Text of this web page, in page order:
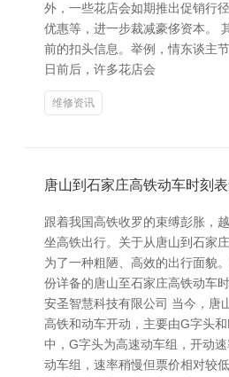
外，一些花店会如期推出促销行
优惠等，进一步裁减豪侈资本。
前的扣头信息。举例，情东谈主
日前后，许多花店会
维修资讯
唐山到石家庄高铁动车时刻
跟着我国高铁收罗的束缚彭胀，
坐高铁出行。关于从唐山到石家
为了一种粗陋、高效的出行面貌
份详备的唐山至石家庄高铁动车
安圣智慧科技有限公司 当今，唐
高铁和动车开动，主要由G字头
中，G字头为高速动车组，开动
动车组，速率稍慢但票价相对较